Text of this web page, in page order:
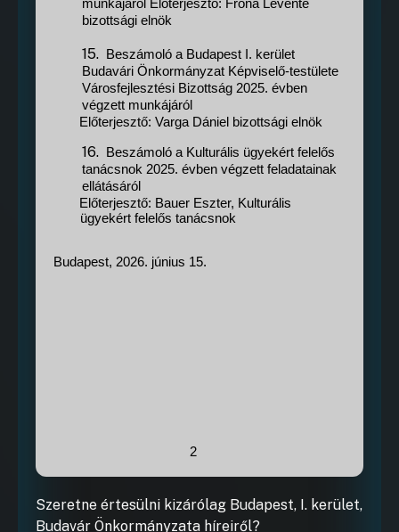
munkájáról Előterjesztő: Fróna Levente
bizottsági elnök
15.
Beszámoló a Budapest I. kerület
Budavári Önkormányzat Képviselő-testülete
Városfejlesztési Bizottság 2025. évben
végzett munkájáról
Előterjesztő: Varga Dániel bizottsági elnök
16.
Beszámoló a Kulturális ügyekért felelős
tanácsnok 2025. évben végzett feladatainak
ellátásáról
Előterjesztő: Bauer Eszter, Kulturális
ügyekért felelős tanácsnok
Budapest, 2026. június 15.
2
Szeretne értesülni kizárólag Budapest, I. kerület,
Budavár Önkormányzata híreiről?